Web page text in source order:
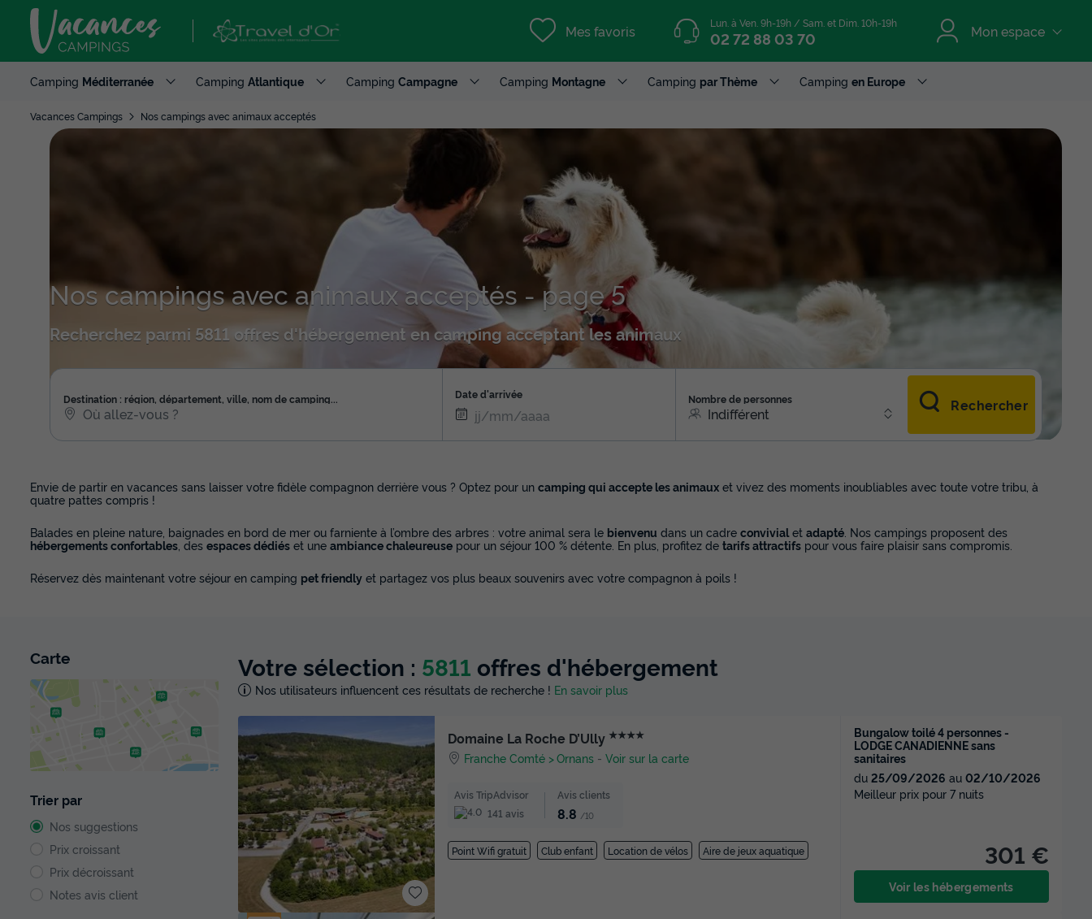
Mes favoris Lun. à Ven. 9h-19h / Sam. et Dim. 10h-19h
02 72 88 03 70 Mon espace
Camping Méditerranée Camping Atlantique Camping Campagne Camping Montagne Camping par Thème Camping en Europe
Vacances Campings Nos campings avec animaux acceptés
Nos campings avec animaux acceptés - page 5
Recherchez parmi 5811 offres d'hébergement en camping acceptant les animaux
Destination : région, département, ville, nom de camping... Date d'arrivée Nombre de personnes
Indifférent Rechercher
Envie de partir en vacances sans laisser votre fidèle compagnon derrière vous ? Optez pour un camping qui accepte les animaux et vivez des moments inoubliables avec toute votre tribu, à
quatre pattes compris !
Balades en pleine nature, baignades en bord de mer ou farniente à l’ombre des arbres : votre animal sera le bienvenu dans un cadre convivialet adapté . Nos campings proposent des
hébergements confortables , des espaces dédiés et une ambiance chaleureuse pour un séjour 100 % détente. En plus, profitez de tarifs attractifs pour vous faire plaisir sans compromis.
Réservez dès maintenant votre séjour en camping pet friendly et partagez vos plus beaux souvenirs avec votre compagnon à poils !
Carte
Trier par
Nos suggestions
Prix croissant
Prix décroissant
Notes avis client
Votre sélection : 5811 offres d'hébergement
Nos utilisateurs influencent ces résultats de recherche ! En savoir plus
Domaine La Roche D’Ully ★★★★
Franche Comté Ornans -Voir sur la carte
Avis TripAdvisor
141 avis
Avis clients
8.8 /10
Point Wifi gratuit Club enfant Location de vélos Aire de jeux aquatique
Bungalow toilé 4 personnes -
LODGE CANADIENNE sans
sanitaires
du 25/09/2026 au 02/10/2026
Meilleur prix pour 7 nuits
301 €
Voir les hébergements